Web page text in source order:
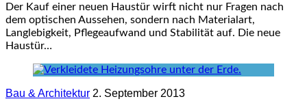
Der Kauf einer neuen Haustür wirft nicht nur Fragen nach
dem optischen Aussehen, sondern nach Materialart,
Langlebigkeit, Pflegeaufwand und Stabilität auf. Die neue
Haustür…
Bau & Architektur 2. September 2013